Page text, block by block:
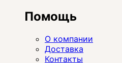
Помощь
О компании
Доставка
Контакты